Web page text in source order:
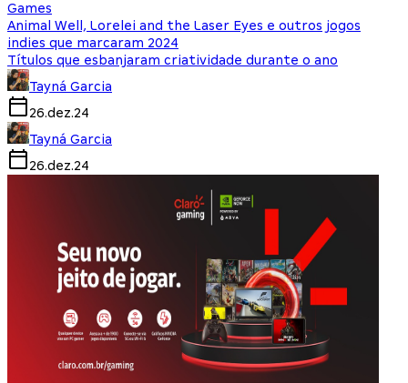
Games
Animal Well, Lorelei and the Laser Eyes e outros jogos
indies que marcaram 2024
Títulos que esbanjaram criatividade durante o ano
Tayná Garcia
26.dez.24
Tayná Garcia
26.dez.24